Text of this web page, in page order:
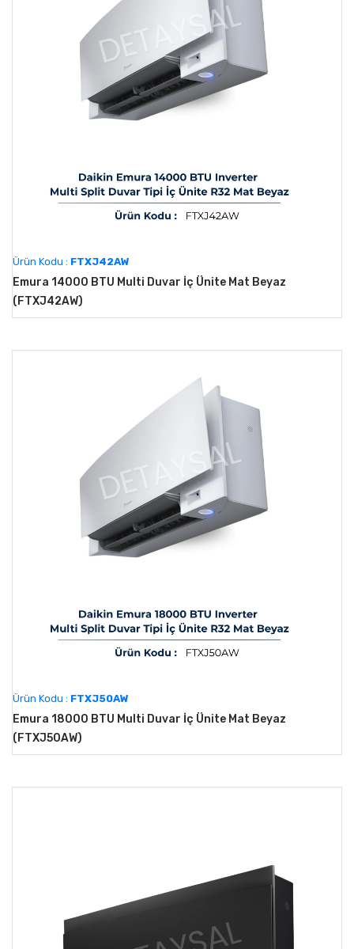
Ürün Kodu : FTXJ42AW
Emura 14000 BTU Multi Duvar İç Ünite Mat Beyaz
(FTXJ42AW)
Ürün Kodu : FTXJ50AW
Emura 18000 BTU Multi Duvar İç Ünite Mat Beyaz
(FTXJ50AW)